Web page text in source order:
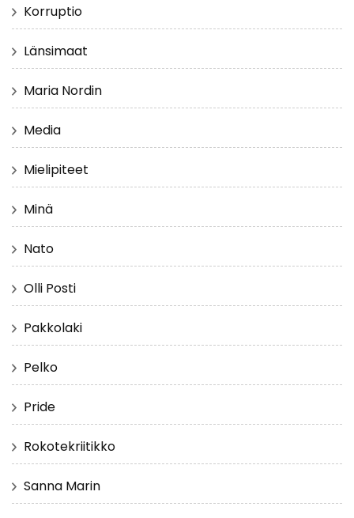
Korruptio
Länsimaat
Maria Nordin
Media
Mielipiteet
Minä
Nato
Olli Posti
Pakkolaki
Pelko
Pride
Rokotekriitikko
Sanna Marin